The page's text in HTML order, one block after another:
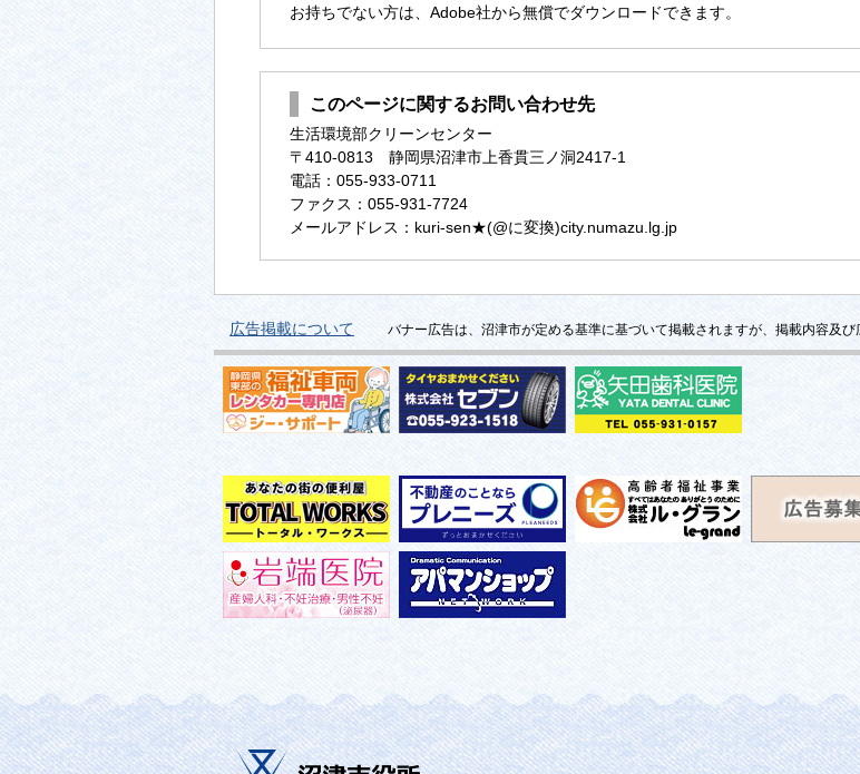
お持ちでない方は、Adobe社から無償でダウンロードできます。
このページに関するお問い合わせ先
生活環境部クリーンセンター
〒410-0813 静岡県沼津市上香貫三ノ洞2417-1
電話：055-933-0711
ファクス：055-931-7724
メールアドレス：kuri-sen★(@に変換)city.numazu.lg.jp
広告掲載について バナー広告は、沼津市が定める基準に基づいて掲載されますが、掲載内容及